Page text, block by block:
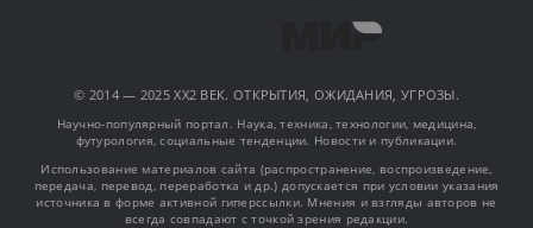
© 2014 — 2025 XX2 ВЕК. ОТКРЫТИЯ, ОЖИДАНИЯ, УГРОЗЫ.
Научно-популярный портал. Наука, техника, технологии, медицина,
футурология, социальные тенденции. Новости и публикации.
Использование материалов сайта (распространение, воспроизведение,
передача, перевод, переработка и др.) допускается при условии указания
источника в форме активной гиперссылки. Мнения и взгляды авторов не
всегда совпадают с точкой зрения редакции.